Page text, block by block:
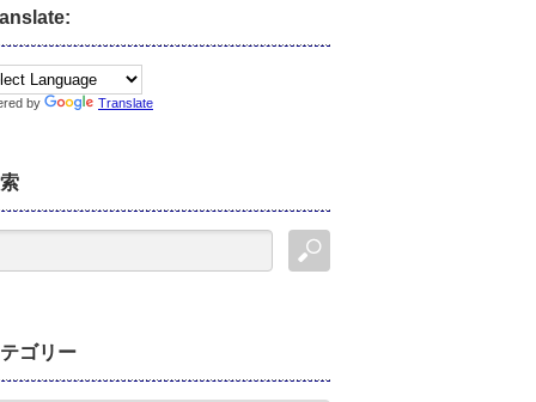
by Translate
ゴリー